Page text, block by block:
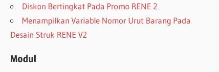
Diskon Bertingkat Pada Promo RENE 2
Menampilkan Variable Nomor Urut Barang Pada
Desain Struk RENE V2
Modul